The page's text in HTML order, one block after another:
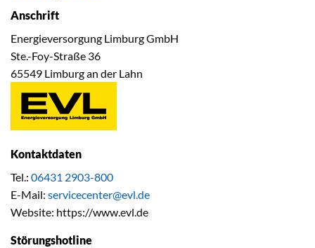
Anschrift
Energieversorgung Limburg GmbH
Ste.-Foy-Straße 36
65549 Limburg an der Lahn
Kontaktdaten
Tel.: 06431 2903-800
E-Mail: servicecenter@evl.de
Website: https://www.evl.de
Störungshotline